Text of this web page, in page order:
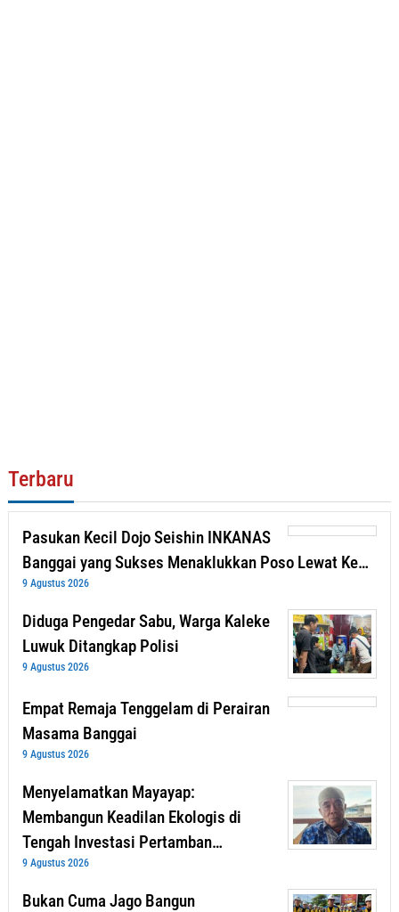
Terbaru
Pasukan Kecil Dojo Seishin INKANAS
Banggai yang Sukses Menaklukkan Poso Lewat Ke…
9 Agustus 2026
Diduga Pengedar Sabu, Warga Kaleke
Luwuk Ditangkap Polisi
9 Agustus 2026
Empat Remaja Tenggelam di Perairan
Masama Banggai
9 Agustus 2026
Menyelamatkan Mayayap:
Membangun Keadilan Ekologis di
Tengah Investasi Pertamban…
9 Agustus 2026
Bukan Cuma Jago Bangun